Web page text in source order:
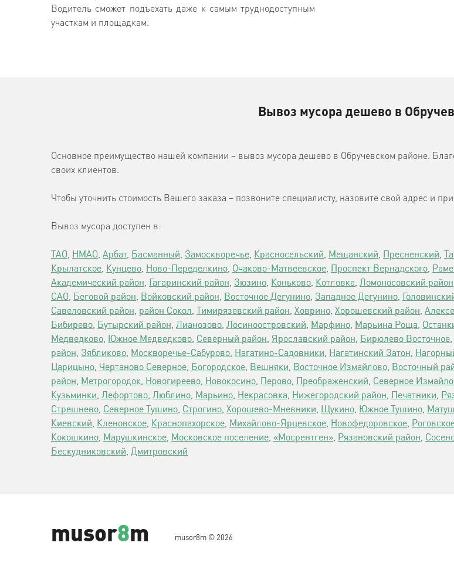
Водитель сможет подъехать даже к самым труднодоступным
участкам и площадкам.
Вывоз мусора дешево в
Основное преимущество нашей компании – вывоз мусора дешево в Обручевском районе.
своих клиентов.
Чтобы уточнить стоимость Вашего заказа – позвоните специалисту, назовите свой адрес и
Вывоз мусора доступен в:
ТАО, НМАО, Арбат, Басманный, Замоскворечье, Красносельский, Мещанский, Пресненский,
Крылатское, Кунцево, Ново-Переделкино, Очаково-Матвеевское, Проспект Вернадского,
Академический район, Гагаринский район, Зюзино, Коньково, Котловка, Ломоносовский район
САО, Беговой район, Войковский район, Восточное Дегунино, Западное Дегунино,
Савеловский район, район Сокол, Тимирязевский район, Ховрино, Хорошевский район,
Бибирево, Бутырский район, Лианозово, Лосиноостровский, Марфино, Марьина Роща,
Медведково, Южное Медведково, Северный район, Ярославский район, Бирюлево Восточное,
район, Зябликово, Москворечье-Сабурово, Нагатино-Садовники, Нагатинский Затон,
Царицыно, Чертаново Северное, Богородское, Вешняки, Восточное Измайлово, Восточный
район, Метрогородок, Новогиреево, Новокосино, Перово, Преображенский, Северное
Кузьминки, Лефортово, Люблино, Марьино, Некрасовка, Нижегородский район, Печатники,
Стрешнево, Северное Тушино, Строгино, Хорошево-Мневники, Щукино, Южное Тушино,
Киевский, Кленовское, Краснопахорское, Михайлово-Ярцевское, Новофедоровское,
Кокошкино, Марушкинское, Московское поселение, «Мосрентген», Рязановский район,
Бескудниковский, Дмитровский
musor8m musor8m © 2026